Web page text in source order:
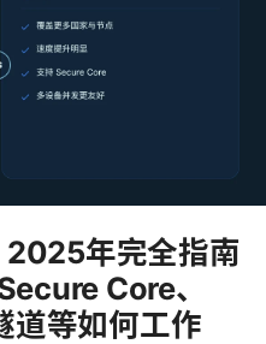
年完全指南
Core、
道等如何工作